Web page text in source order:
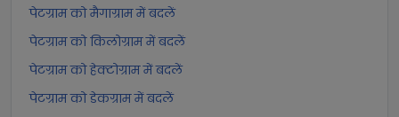
पेटग्राम को मैगाग्राम में बदलें
पेटग्राम को किलोग्राम में बदलें
पेटग्राम को हेक्टोग्राम में बदलें
पेटग्राम को डेकग्राम में बदलें